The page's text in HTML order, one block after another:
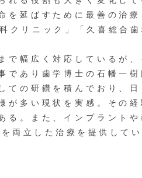
を延ばすために最善の治療
クリニック」「久喜総合歯
幅広く対応しているが、
であり歯学博士の石幡一樹
ての研鑽を積んでおり、日
が多い現状を実感。その経
る。また、インプラントや
両立した治療を提供してい